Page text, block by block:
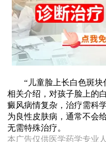
“儿童脸上长白色斑块
相关介绍，对孩子脸上的
癜风病情复杂，治疗需科
为良性皮肤病，通常不会
无需特殊治疗。
本广告仅供医学药学专业